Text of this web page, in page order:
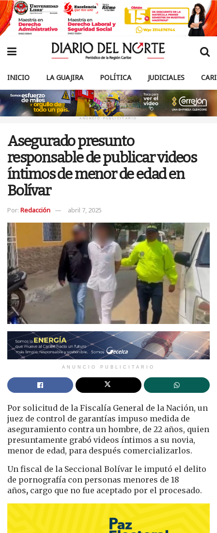
INICIO LA GUAJIRA POLÍTICA JUDICIALES
ANUNCIO PUBLICITARIO
Asegurado presunto
responsable de publicar videos
íntimos de menor de edad en
Bolívar
Por: Redacción abril 7, 2025
ANUNCIO PUBLICITARIO
Por solicitud de la Fiscalía General de la Nación, un
juez de control de garantías impuso medida de
aseguramiento contra un hombre, de 22 años, quien
presuntamente grabó videos íntimos a su novia,
menor de edad, para después comercializarlos.
Un fiscal de la Seccional Bolívar le imputó el delito
de pornografía con personas menores de 18
años, cargo que no fue aceptado por el procesado.